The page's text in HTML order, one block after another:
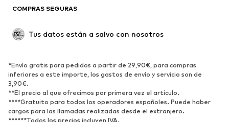
COMPRAS SEGURAS
Tus datos están a salvo con nosotros
*Envío gratis para pedidos a partir de 29,90€, para compras
inferiores a este importe, los gastos de envío y servicio son de
3,90€.
**El precio al que ofrecimos por primera vez el artículo.
****Gratuito para todos los operadores españoles. Puede haber
cargos para las llamadas realizadas desde el extranjero.
******Todos los precios incluyen IVA.